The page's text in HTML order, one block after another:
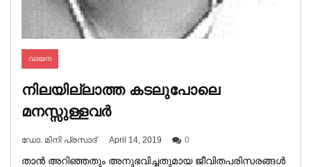
വായന
നിലയില്ലാത്ത കടലുപോലെ
മനസ്സുള്ളവർ
ഡോ. മിനി പ്രസാദ് April 14, 2019 0
താൻ അറിഞ്ഞതും അനുഭവിച്ചതുമായ ജീവിതപരിസരങ്ങൾ